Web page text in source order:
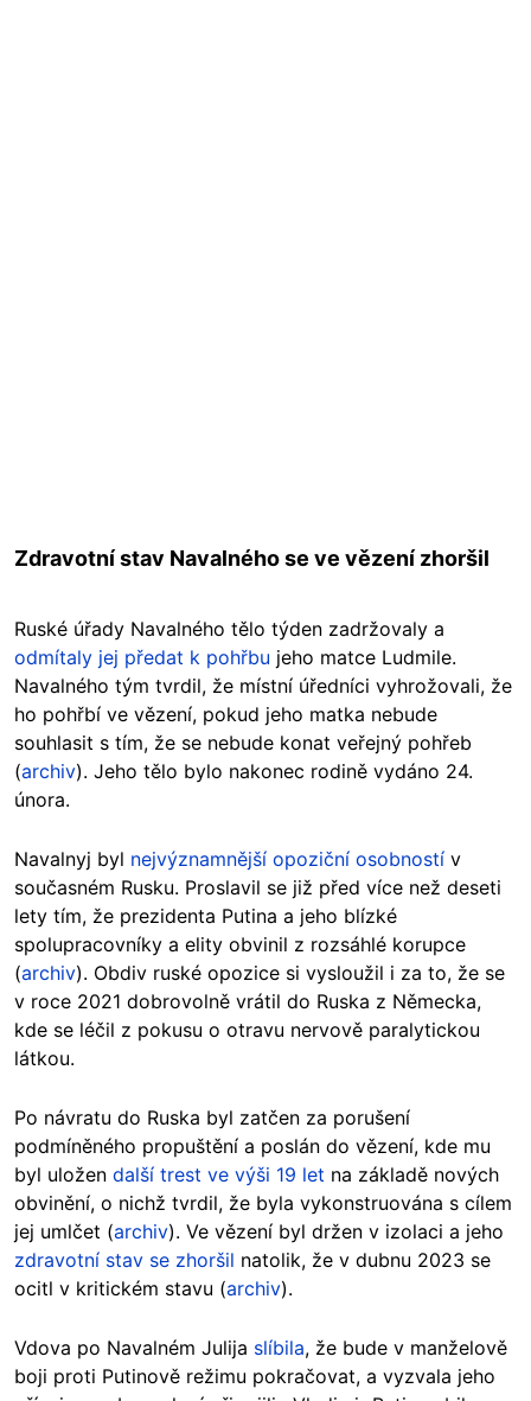
Zdravotní stav Navalného se ve vězení zhoršil
Ruské úřady Navalného tělo týden zadržovaly a
odmítaly jej předat k pohřbu jeho matce Ludmile.
Navalného tým tvrdil, že místní úředníci vyhrožovali, že
ho pohřbí ve vězení, pokud jeho matka nebude
souhlasit s tím, že se nebude konat veřejný pohřeb
(archiv). Jeho tělo bylo nakonec rodině vydáno 24.
února.
Navalnyj byl nejvýznamnější opoziční osobností v
současném Rusku. Proslavil se již před více než deseti
lety tím, že prezidenta Putina a jeho blízké
spolupracovníky a elity obvinil z rozsáhlé korupce
(archiv). Obdiv ruské opozice si vysloužil i za to, že se
v roce 2021 dobrovolně vrátil do Ruska z Německa,
kde se léčil z pokusu o otravu nervově paralytickou
látkou.
Po návratu do Ruska byl zatčen za porušení
podmíněného propuštění a poslán do vězení, kde mu
byl uložen další trest ve výši 19 let na základě nových
obvinění, o nichž tvrdil, že byla vykonstruována s cílem
jej umlčet (archiv). Ve vězení byl držen v izolaci a jeho
zdravotní stav se zhoršil natolik, že v dubnu 2023 se
ocitl v kritickém stavu (archiv).
Vdova po Navalném Julija slíbila, že bude v manželově
boji proti Putinově režimu pokračovat, a vyzvala jeho